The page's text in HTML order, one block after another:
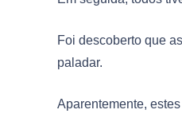
Foi descoberto que
paladar.
Aparentemente,